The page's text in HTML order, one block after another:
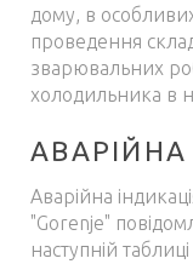
дому, в
проведення
зварювальних
холодильника в
АВАРІЙНА
Аварійна
"Gorenje"
наступній